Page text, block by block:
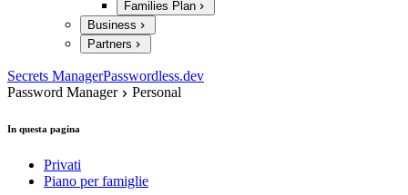
Families Plan
Business
Partners
Secrets ManagerPasswordless.dev
Password Manager
Personal
In questa pagina
Privati
Piano per famiglie